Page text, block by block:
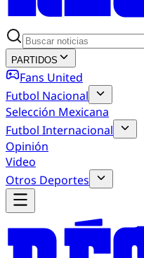
PARTIDOS
Fans United
Futbol Nacional
Selección Mexicana
Futbol Internacional
Opinión
Video
Otros Deportes